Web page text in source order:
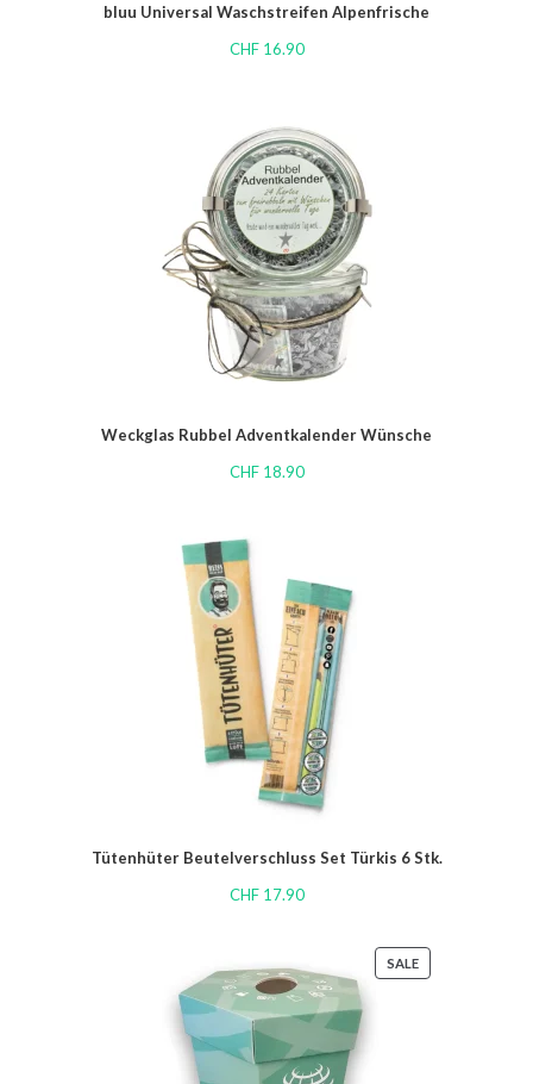
bluu Universal Waschstreifen Alpenfrische
CHF16.90
Weckglas Rubbel Adventkalender Wünsche
CHF18.90
Tütenhüter Beutelverschluss Set Türkis 6 Stk.
CHF17.90
SALE